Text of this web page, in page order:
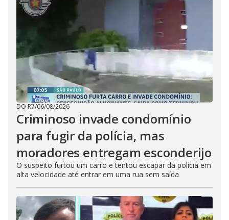
DO R7/06/08/2026
Criminoso invade condomínio
para fugir da polícia, mas
moradores entregam esconderijo
O suspeito furtou um carro e tentou escapar da polícia em
alta velocidade até entrar em uma rua sem saída